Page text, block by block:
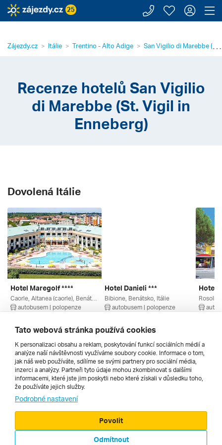
25 Zavolejte
Moje
⋯
Zájezdy.cz Itálie Trentino - Alto Adige San Vigilio di Marebbe
Recenze hotelů San Vigilio
di Marebbe (St. Vigil in
Enneberg)
Dovolená Itálie
Hotel Maregolf ****
autobusem | polopenze
21 660 Kč
Hotel Danieli ***
Bibione, Benátsko, Itálie
autobusem | polopenze
16 345 Kč
Hotel
Všechny
Cestopisy
Tato webová stránka používá cookies
K personalizaci obsahu a reklam, poskytování funkcí sociálních médií a
analýze naší návštěvnosti využíváme soubory cookie. Informace o tom,
jak náš web používáte, sdílíme se svými partnery pro sociální média,
inzerci a analýzy. Partneři tyto údaje mohou zkombinovat s dalšími
informacemi, které jste jim poskytli nebo které získali v důsledku toho,
že používáte jejich služby.
Podrobné nastavení
Odmítnout
Povolit